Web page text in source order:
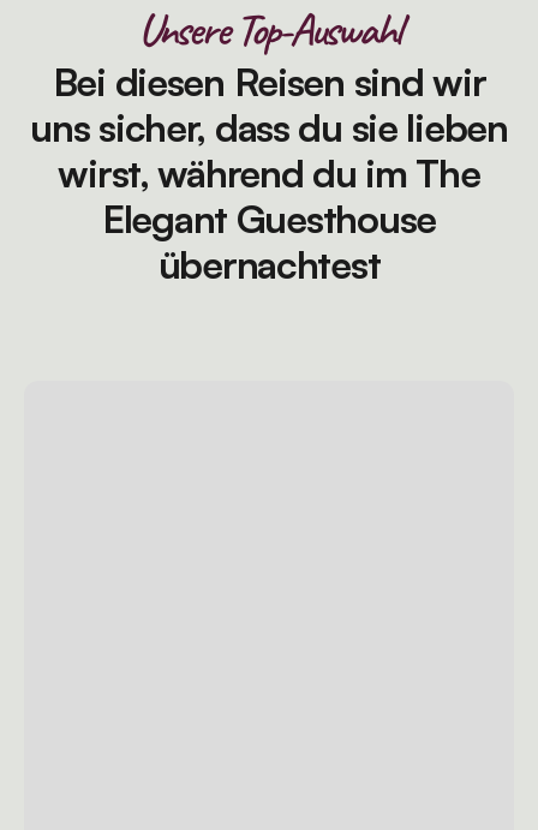
Unsere Top-Auswahl
Bei diesen Reisen sind wir
uns sicher, dass du sie lieben
wirst, während du im The
Elegant Guesthouse
übernachtest